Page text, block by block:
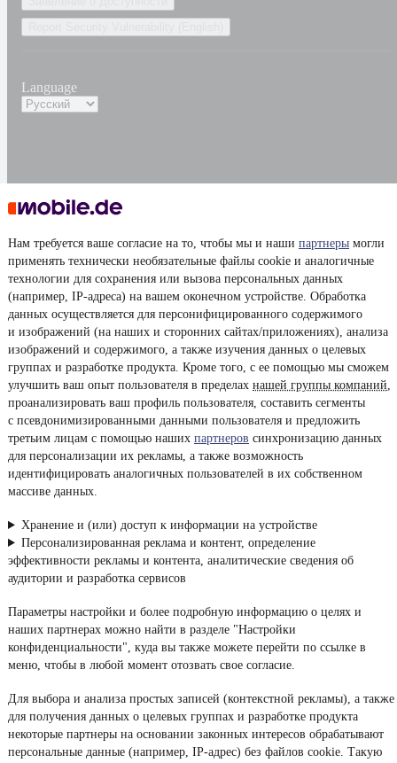
Нам требуется ваше согласие на то, чтобы мы и наши партнеры могли
применять технически необязательные файлы cookie и аналогичные
технологии для сохранения или вызова персональных данных
(например, IP-адреса) на вашем оконечном устройстве. Обработка
данных осуществляется для персонифицированного содержимого
и изображений (на наших и сторонних сайтах/приложениях), анализа
изображений и содержимого, а также изучения данных о целевых
группах и разработке продукта. Кроме того, с ее помощью мы сможем
улучшить ваш опыт пользователя в пределах нашей группы компаний,
проанализировать ваш профиль пользователя, составить сегменты
с псевдонимизированными данными пользователя и предложить
третьим лицам с помощью наших партнеров синхронизацию данных
для персонализации их рекламы, а также возможность
идентифицировать аналогичных пользователей в их собственном
массиве данных.
Хранение и (или) доступ к информации на устройстве
Персонализированная реклама и контент, определение
эффективности рекламы и контента, аналитические сведения об
аудитории и разработка сервисов
Параметры настройки и более подробную информацию о целях и
наших партнерах можно найти в разделе "Настройки
конфиденциальности", куда вы также можете перейти по ссылке в
меню, чтобы в любой момент отозвать свое согласие.
Для выбора и анализа простых записей (контекстной рекламы), а также
для получения данных о целевых группах и разработке продукта
некоторые партнеры на основании законных интересов обрабатывают
персональные данные (например, IP-адрес) без файлов cookie. Такую
Language
Appearance